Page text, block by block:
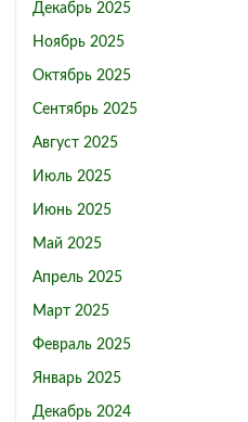
Декабрь 2025
Ноябрь 2025
Октябрь 2025
Сентябрь 2025
Август 2025
Июль 2025
Июнь 2025
Май 2025
Апрель 2025
Март 2025
Февраль 2025
Январь 2025
Декабрь 2024